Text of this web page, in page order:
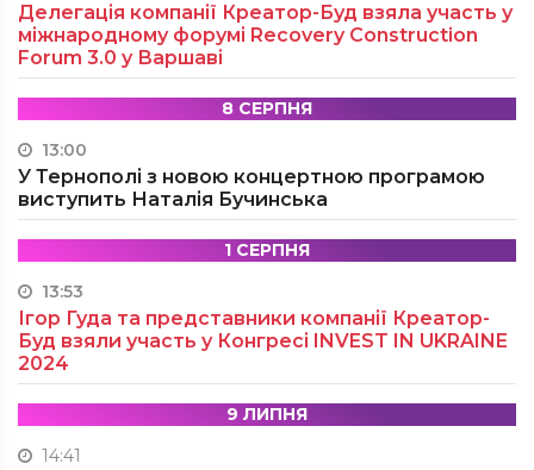
Делегація компанії Креатор-Буд взяла участь у
міжнародному форумі Recovery Construction
Forum 3.0 у Варшаві
8 СЕРПНЯ
13:00
У Тернополі з новою концертною програмою
виступить Наталія Бучинська
1 СЕРПНЯ
13:53
Ігор Гуда та представники компанії Креатор-
Буд взяли участь у Конгресі INVEST IN UKRAINE
2024
9 ЛИПНЯ
14:41